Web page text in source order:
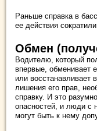
Раньше справка в
ее действия
Обмен
Водителю, который
впервые, обменивает
или восстанавливает
лишения его прав,
справку. И это
опасностей, и люди с
могут быть к нему